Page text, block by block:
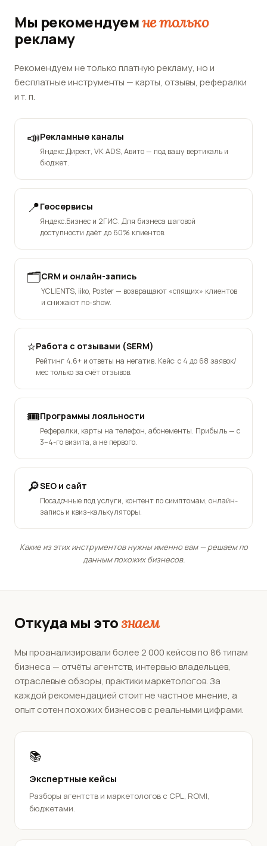
Мы рекомендуемне только
рекламу
Рекомендуем не только платную рекламу, но и
бесплатные инструменты — карты, отзывы, рефералки
и т. п.
📣Рекламные каналы
Яндекс.Директ, VK ADS, Авито — под вашу вертикаль и
бюджет.
📍Геосервисы
Яндекс.Бизнес и 2ГИС. Для бизнеса шаговой
доступности даёт до 60% клиентов.
🗂️CRM и онлайн-запись
YCLIENTS, iiko, Poster — возвращают «спящих» клиентов
и снижают no-show.
⭐Работа с отзывами (SERM)
Рейтинг 4.6+ и ответы на негатив. Кейс: с 4 до 68 заявок/
мес только за счёт отзывов.
🎟️Программы лояльности
Рефералки, карты на телефон, абонементы. Прибыль — с
3–4-го визита, а не первого.
🔎SEO и сайт
Посадочные под услуги, контент по симптомам, онлайн-
запись и квиз-калькуляторы.
Какие из этих инструментов нужны именно вам — решаем по
данным похожих бизнесов.
Откуда мы этознаем
Мы проанализировали более 2 000 кейсов по 86 типам
бизнеса — отчёты агентств, интервью владельцев,
отраслевые обзоры, практики маркетологов. За
каждой рекомендацией стоит не частное мнение, а
опыт сотен похожих бизнесов с реальными цифрами.
📚
Экспертные кейсы
Разборы агентств и маркетологов с CPL, ROMI,
бюджетами.